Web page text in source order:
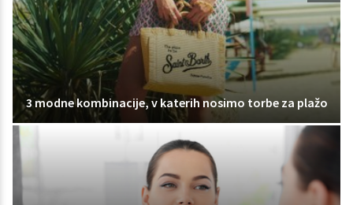
3 modne kombinacije, v katerih nosimo torbe za plažo